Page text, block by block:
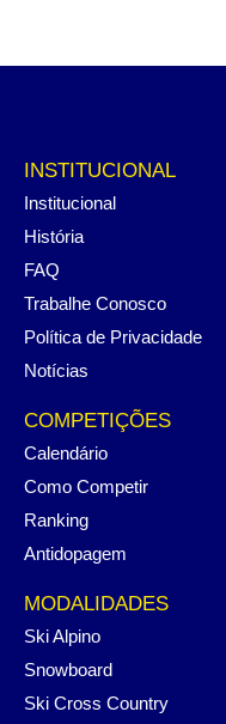
INSTITUCIONAL
Institucional
História
FAQ
Trabalhe Conosco
Política de Privacidade
Notícias
COMPETIÇÕES
Calendário
Como Competir
Ranking
Antidopagem
MODALIDADES
Ski Alpino
Snowboard
Ski Cross Country